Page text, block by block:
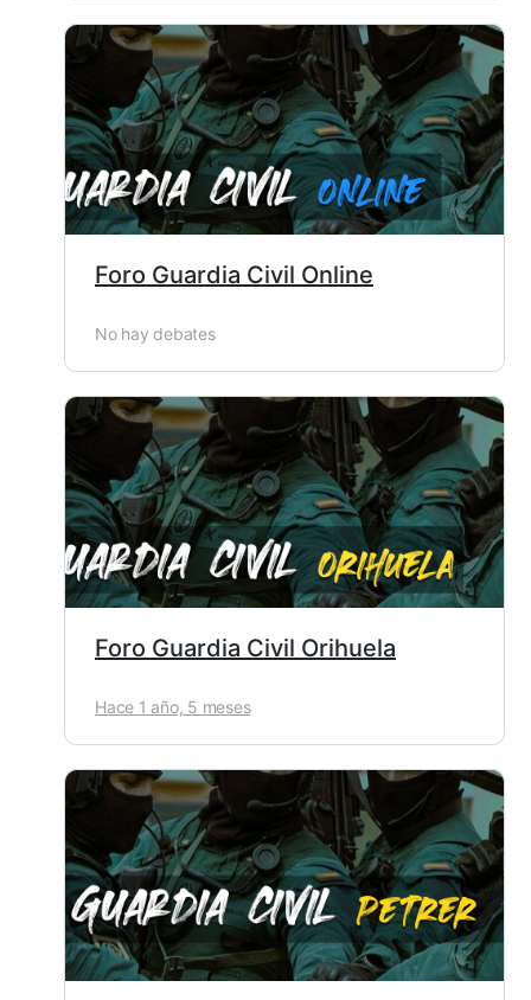
Foro Guardia Civil Online
No hay debates
Foro Guardia Civil Orihuela
Hace 1 año, 5 meses